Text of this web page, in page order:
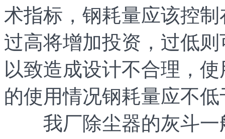
术指标，钢耗量应该控
过高将增加投资，过低
以致造成设计不合理，
的使用情况钢耗量应不低
我厂除尘器的灰斗一